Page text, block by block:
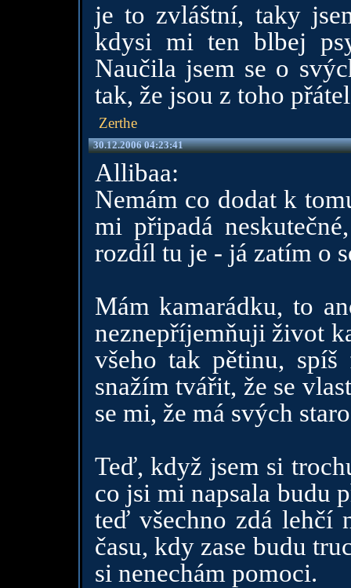
je to zvláštní, taky
kdysi mi ten blbej
Naučila jsem se o
tak, že jsou z toho
Zerthe
30.12.2006 04:23:41
Allibaa:
Nemám co dodat k
mi připadá
rozdíl tu je - já zatím o
Mám kamarádku, to
neznepříjemňuji život
všeho tak pětinu,
snažím tvářit, že se
se mi, že má svých
Teď, když jsem si
co jsi mi napsala budu
teď všechno zdá lehčí
času, kdy zase budu
si nenechám pomoci.